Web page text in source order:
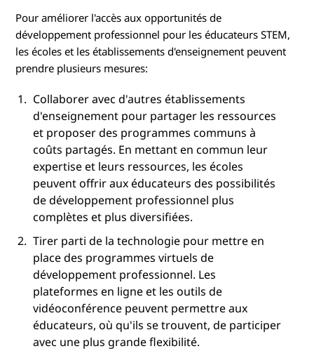
Pour améliorer l'accès aux opportunités de
développement professionnel pour les éducateurs STEM,
les écoles et les établissements d'enseignement peuvent
prendre plusieurs mesures:
Collaborer avec d'autres établissements
d'enseignement pour partager les ressources
et proposer des programmes communs à
coûts partagés. En mettant en commun leur
expertise et leurs ressources, les écoles
peuvent offrir aux éducateurs des possibilités
de développement professionnel plus
complètes et plus diversifiées.
Tirer parti de la technologie pour mettre en
place des programmes virtuels de
développement professionnel. Les
plateformes en ligne et les outils de
vidéoconférence peuvent permettre aux
éducateurs, où qu'ils se trouvent, de participer
avec une plus grande flexibilité.